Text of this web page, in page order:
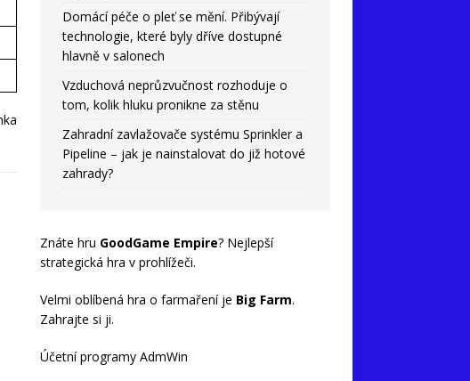
Domácí péče o pleť se mění. Přibývají
technologie, které byly dříve dostupné
hlavně v salonech
Vzduchová neprůzvučnost rozhoduje o
tom, kolik hluku pronikne za stěnu
Zahradní zavlažovače systému Sprinkler a
Pipeline – jak je nainstalovat do již hotové
zahrady?
Znáte hru GoodGame Empire? Nejlepší
strategická hra v prohlížeči.
Velmi oblíbená hra o farmaření je Big Farm.
Zahrajte si ji.
Účetní programy AdmWin